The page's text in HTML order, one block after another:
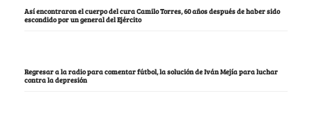
Así encontraron el cuerpo del cura Camilo Torres, 60 años después de haber sido
escondido por un general del Ejército
Regresar a la radio para comentar fútbol, la solución de Iván Mejía para luchar
contra la depresión